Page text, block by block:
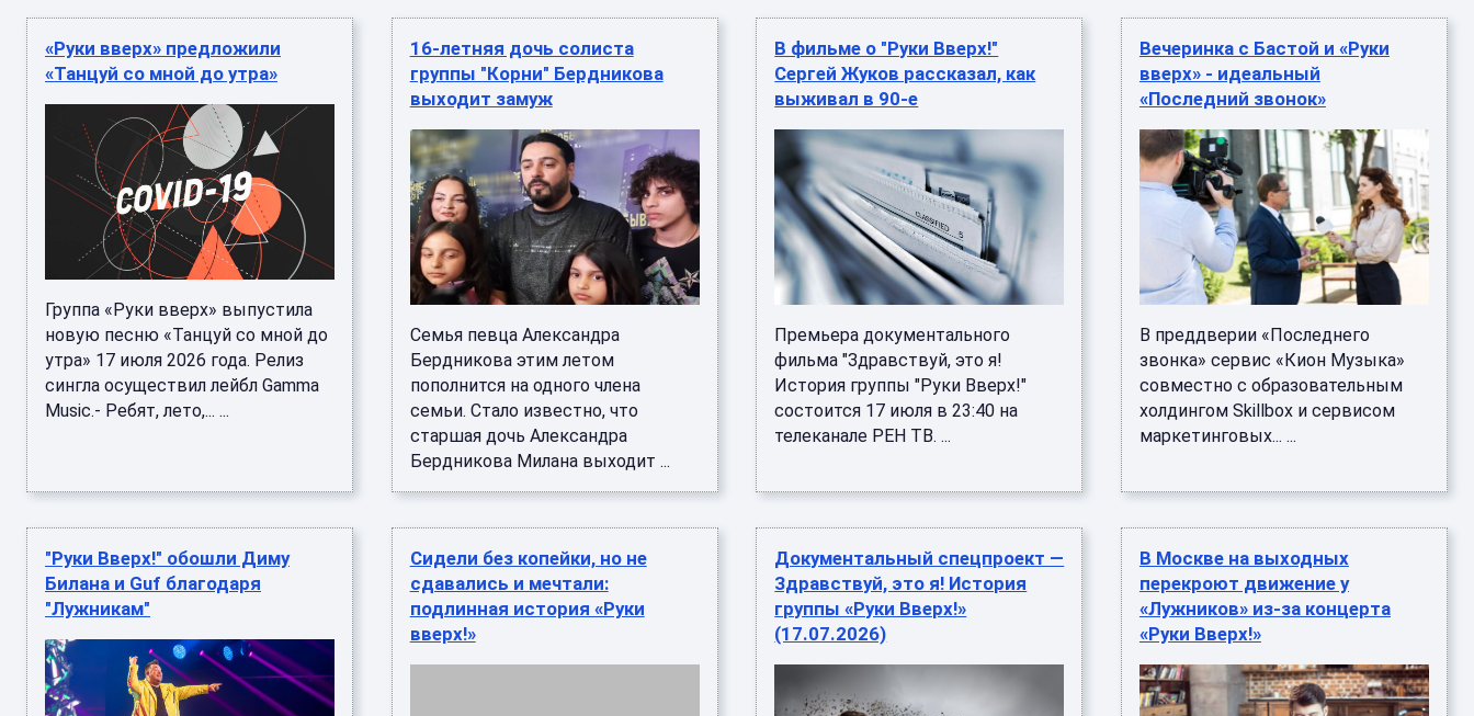
«Руки вверх» предложили
«Танцуй со мной до утра»
Группа «Руки вверх» выпустила
новую песню «Танцуй со мной до
утра» 17 июля 2026 года. Релиз
сингла осуществил лейбл Gamma
Music.- Ребят, лето,... ...
16-летняя дочь солиста
группы "Корни" Бердникова
выходит замуж
Семья певца Александра
Бердникова этим летом
пополнится на одного члена
семьи. Стало известно, что
старшая дочь Александра
Бердникова Милана выходит ...
В фильме о "Руки Вверх!"
Сергей Жуков рассказал, как
выживал в 90-е
Премьера документального
фильма "Здравствуй, это я!
История группы "Руки Вверх!"
состоится 17 июля в 23:40 на
телеканале РЕН ТВ. ...
Вечеринка с Бастой и «Руки
вверх» - идеальный
«Последний звонок»
В преддверии «Последнего
звонка» сервис «Кион Музыка»
совместно с образовательным
холдингом Skillbox и сервисом
маркетинговых... ...
"Руки Вверх!" обошли Диму
Билана и Guf благодаря
"Лужникам"
Сидели без копейки, но не
сдавались и мечтали:
подлинная история «Руки
вверх!»
Документальный спецпроект —
Здравствуй, это я! История
группы «Руки Вверх!»
(17.07.2026)
В Москве на выходных
перекроют движение у
«Лужников» из-за концерта
«Руки Вверх!»